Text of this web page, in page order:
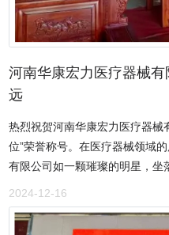
是售后服务的每一个细微环节
信息，绝无夸大其词的虚假宣传
务，赢得了广大客户的深度信任
仅是商品的交换，更是一份信任
买产品的同时，收获的是满满的
责任的广阔舞台上，他们同样是
牛海波多次主动投身于捐资助学
子们点亮希望之光，助力他们追
人，为老人们送去温暖与关怀，
没有忘记那些身残志坚的特殊群
天空，给予他们力量与勇气去
河南华康宏力医疗器械
远
热烈祝贺河南华康宏力医疗器械
位”荣誉称号。在医疗器械领域
有限公司如一颗璀璨的明星，坐
发、生产、销售为一体的医疗器
的客户服务，在行业内构建起
2024-12-16